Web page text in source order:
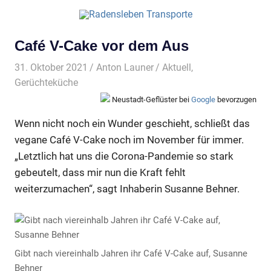
Café V-Cake vor dem Aus
31. Oktober 2021 Anton Launer Aktuell,
Gerüchteküche
Neustadt-Geflüster bei Google bevorzugen
Wenn nicht noch ein Wunder geschieht, schließt das
vegane Café V-Cake noch im November für immer.
„Letztlich hat uns die Corona-Pandemie so stark
gebeutelt, dass mir nun die Kraft fehlt
weiterzumachen“, sagt Inhaberin Susanne Behner.
Gibt nach viereinhalb Jahren ihr Café V-Cake auf, Susanne
Behner